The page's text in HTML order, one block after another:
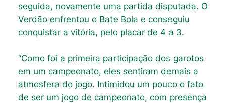
seguida, novamente uma partida disputada. O
Verdão enfrentou o Bate Bola e conseguiu
conquistar a vitória, pelo placar de 4 a 3.
“Como foi a primeira participação dos garotos
em um campeonato, eles sentiram demais a
atmosfera do jogo. Intimidou um pouco o fato
de ser um jogo de campeonato, com presença